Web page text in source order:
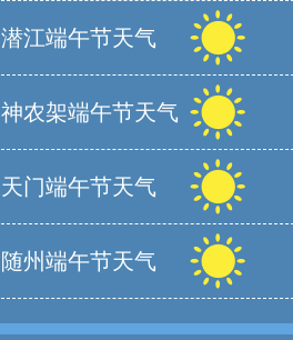
潜江端午节天气
神农架端午节天气
天门端午节天气
随州端午节天气